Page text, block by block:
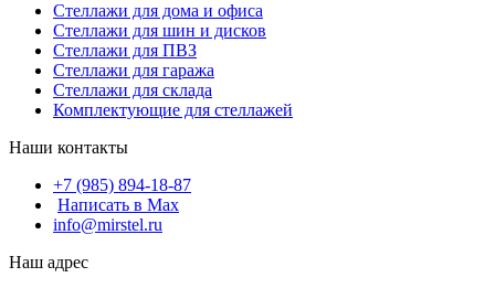
Стеллажи для дома и офиса
Стеллажи для шин и дисков
Стеллажи для ПВЗ
Стеллажи для гаража
Стеллажи для склада
Комплектующие для стеллажей
Наши контакты
+7 (985) 894-18-87
Написать в Max
info@mirstel.ru
Наш адрес